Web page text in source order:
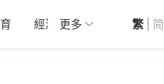
經濟 01深圳 觀點
更多 繁 简